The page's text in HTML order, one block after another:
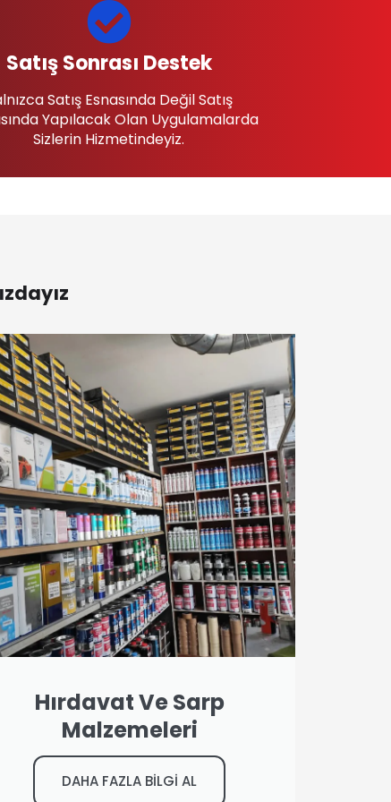
Satış Sonrası Destek
Satış Esnasında Değil Satış
Yapılacak Olan Uygulamalarda
Sizlerin Hizmetindeyiz.
Hırdavat Ve Sarp
Malzemeleri
DAHA FAZLA BİLGİ AL